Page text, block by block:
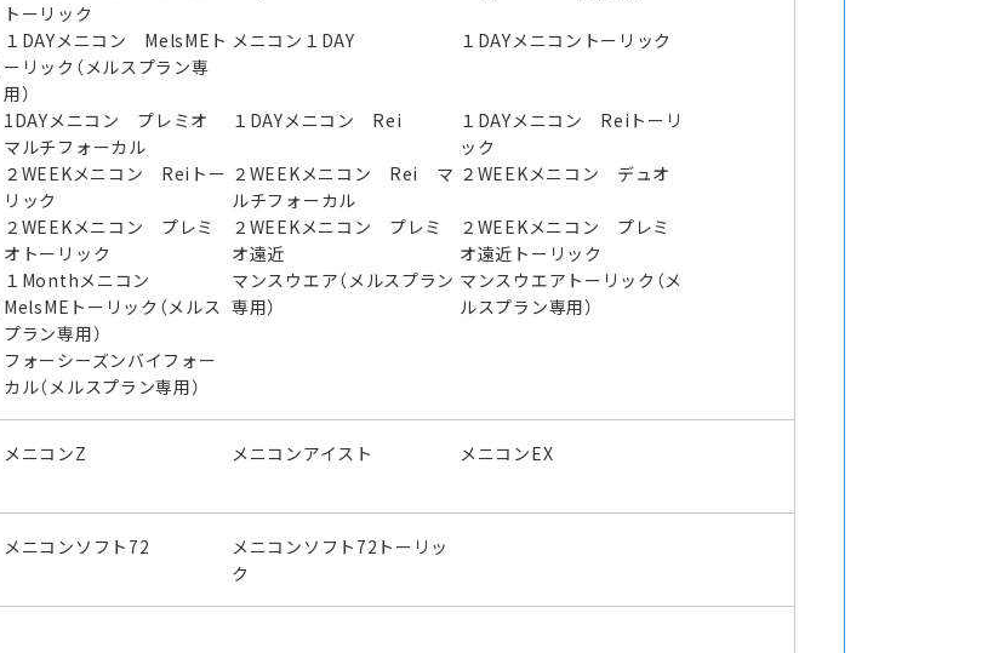
トーリック
１DAYメニコン MelsMEト
ーリック（メルスプラン専
用）
メニコン１DAY １DAYメニコントーリック
1DAYメニコン プレミオ
マルチフォーカル
１DAYメニコン Rei
１DAYメニコン Reiトーリ
ック
２WEEKメニコン Reiトー
リック
２WEEKメニコン Rei マ
ルチフォーカル
２WEEKメニコン デュオ
２WEEKメニコン プレミ
オトーリック
２WEEKメニコン プレミ
オ遠近
２WEEKメニコン プレミ
オ遠近トーリック
１Monthメニコン
MelsMEトーリック（メルス
プラン専用）
マンスウエア（メルスプラン
専用）
マンスウエアトーリック（メ
ルスプラン専用）
フォーシーズンバイフォー
カル（メルスプラン専用）
メニコンZ メニコンアイスト メニコンEX
メニコンソフト72
メニコンソフト72トーリッ
ク